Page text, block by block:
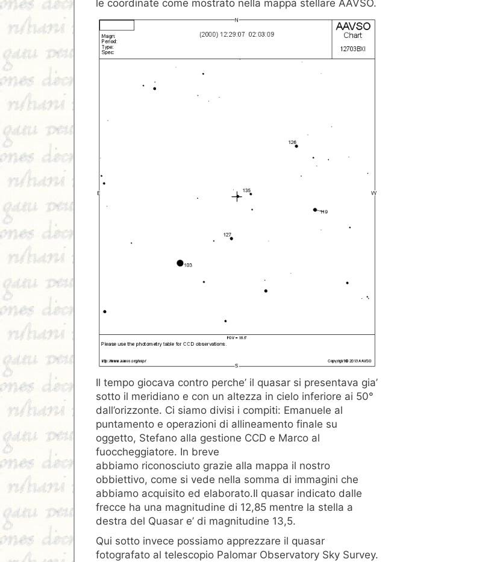
le coordinate come mostrato nella mappa stellare AAVSO.
Il tempo giocava contro perche’ il quasar si presentava gia’
sotto il meridiano e con un altezza in cielo inferiore ai 50°
dall’orizzonte. Ci siamo divisi i compiti: Emanuele al
puntamento e operazioni di allineamento finale su
oggetto, Stefano alla gestione CCD e Marco al
fuoccheggiatore. In breve
abbiamo riconosciuto grazie alla mappa il nostro
obbiettivo, come si vede nella somma di immagini che
abbiamo acquisito ed elaborato.Il quasar indicato dalle
frecce ha una magnitudine di 12,85 mentre la stella a
destra del Quasar e’ di magnitudine 13,5.
Qui sotto invece possiamo apprezzare il quasar
fotografato al telescopio Palomar Observatory Sky Survey.